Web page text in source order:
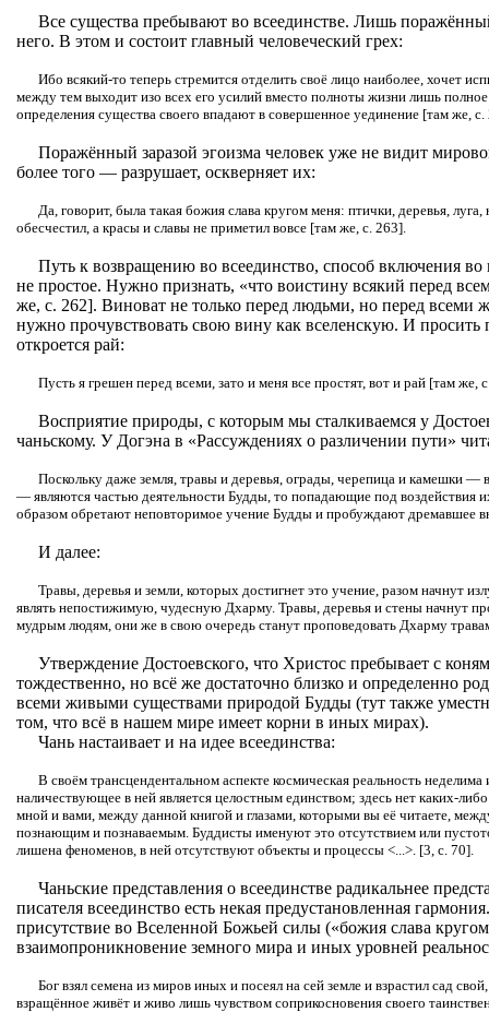
Все существа пребывают во всеединстве. Лишь
него. В этом и состоит главный человеческий грех:
Ибо всякий-то теперь стремится отделить своё лицо наиболее, хочет
между тем выходит изо всех его усилий вместо полноты жизни лишь
определения существа своего впадают в совершенное уединение [там же, с.
Поражённый заразой эгоизма человек уже не видит
более того — разрушает, оскверняет их:
Да, говорит, была такая божия слава кругом меня: птички, деревья,
обесчестил, а красы и славы не приметил вовсе [там же, с. 263].
Путь к возвращению во всеединство, способ включения
не простое. Нужно признать, «что воистину всякий перед
же, с. 262]. Виноват не только перед людьми, но перед
нужно прочувствовать свою вину как вселенскую. И
откроется рай:
Пусть я грешен перед всеми, зато и меня все простят, вот и рай [там же,
Восприятие природы, с которым мы сталкиваемся у
чаньскому. У Догэна в «Рассуждениях о различении пути»
Поскольку даже земля, травы и деревья, ограды, черепица и камешки —
— являются частью деятельности Будды, то попадающие под воздействия
образом обретают неповторимое учение Будды и пробуждают дремавшее
И далее:
Травы, деревья и земли, которых достигнет это учение, разом начнут
являть непостижимую, чудесную Дхарму. Травы, деревья и стены начнут
мудрым людям, они же в свою очередь станут проповедовать Дхарму
Утверждение Достоевского, что Христос пребывает с
тождественно, но всё же достаточно близко и определенно
всеми живыми существами природой Будды (тут также
том, что всё в нашем мире имеет корни в иных мирах).
Чань настаивает и на идее всеединства:
В своём трансцендентальном аспекте космическая реальность неделима
наличествующее в ней является целостным единством; здесь нет каких-
мной и вами, между данной книгой и глазами, которыми вы её читаете,
познающим и познаваемым. Буддисты именуют это отсутствием или
лишена феноменов, в ней отсутствуют объекты и процессы <...>. [3, с. 70].
Чаньские представления о всеединстве радикальнее
писателя всеединство есть некая предустановленная
присутствие во Вселенной Божьей силы («божия слава
взаимопроникновение земного мира и иных уровней
Бог взял семена из миров иных и посеял на сей земле и взрастил сад
взращённое живёт и живо лишь чувством соприкосновения своего